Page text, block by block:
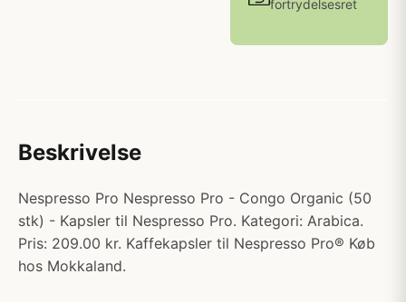
fortrydelsesret
Beskrivelse
Nespresso Pro Nespresso Pro - Congo Organic (50
stk) - Kapsler til Nespresso Pro. Kategori: Arabica.
Pris: 209.00 kr. Kaffekapsler til Nespresso Pro® Køb
hos Mokkaland.